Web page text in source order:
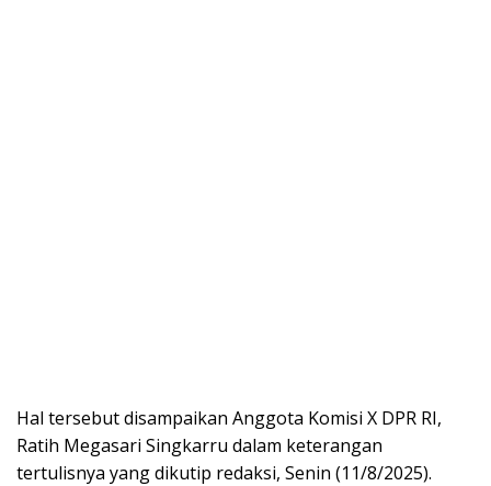
Hal tersebut disampaikan Anggota Komisi X DPR RI,
Ratih Megasari Singkarru dalam keterangan
tertulisnya yang dikutip redaksi, Senin (11/8/2025).